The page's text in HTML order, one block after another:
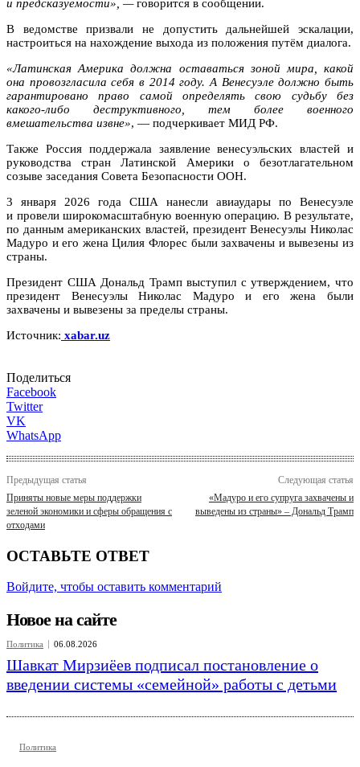
и предсказуемости», —говорится в сообщении.
В ведомстве призвали не допустить дальнейшей эскалации,
настроиться на нахождение выхода из положения путём диалога.
«Латинская Америка должна оставаться зоной мира, какой
она провозгласила себя в 2014 году. А Венесуэле должно быть
гарантировано право самой определять свою судьбу без
какого-либо деструктивного, тем более военного
вмешательства извне», — подчеркивает МИД РФ.
Также Россия поддержала заявление венесуэльских властей и
руководства стран Латинской Америки о безотлагательном
созыве заседания Совета Безопасности ООН.
3 января 2026 года США нанесли авиаудары по Венесуэле
и провели широкомасштабную военную операцию. В результате,
по данным американских властей, президент Венесуэлы Николас
Мадуро и его жена Цилия Флорес были захвачены и вывезены из
страны.
Президент США Дональд Трамп выступил с утверждением, что
президент Венесуэлы Николас Мадуро и его жена были
захвачены и вывезены за пределы страны.
Источник: xabar.uz
Поделиться
Facebook
Twitter
VK
WhatsApp
Предыдущая статья
Приняты новые меры поддержки
зеленой экономики и сферы обращения с
отходами
Следующая статья
«Мадуро и его супруга захвачены и
выведены из страны» – Дональд Трамп
ОСТАВЬТЕ ОТВЕТ
Войдите, чтобы оставить комментарий
Новое на сайте
Политика 06.08.2026
Шавкат Мирзиёев подписал постановление о
введении системы «семейной» работы с детьми
Политика